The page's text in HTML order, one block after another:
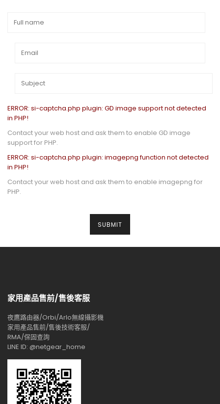
ERROR: si-captcha.php plugin: GD image support not detected
in PHP!
Contact your web host and ask them to enable GD image
support for PHP.
ERROR: si-captcha.php plugin: imagepng function not detected
in PHP!
Contact your web host and ask them to enable imagepng for
PHP.
家用產品售前/售後客服
夜鷹路由器/Orbi/Arlo無線攝影機
家用產品售前/售後技術客服/
RMA/保固查詢
LINE ID: @netgear_home